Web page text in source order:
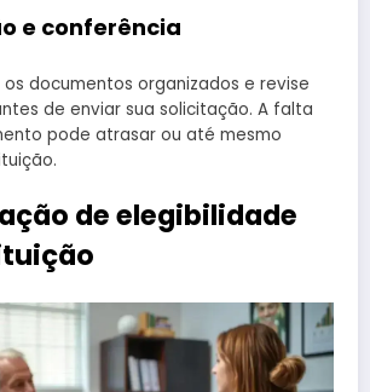
e conferência
documentos organizados e revise
de enviar sua solicitação. A falta
pode atrasar ou até mesmo
de elegibilidade